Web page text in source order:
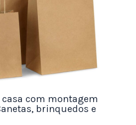
se preocupar com
física do produto.
produtos instantaneamente
aborrecimento. Você
o processo e
de produtos digitais que
com montagem
brinquedos e